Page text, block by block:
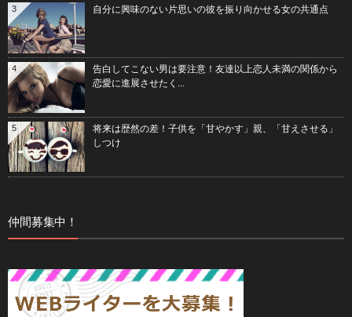
自分に興味のない片思いの彼を振り向かせる女の共通点
3
告白してこない男は要注意！友達以上恋人未満の関係から
恋愛に進展させたく...
4
将来は歴然の差！子供を「甘やかす」親、「甘えさせる」
しつけ
5
仲間募集中！